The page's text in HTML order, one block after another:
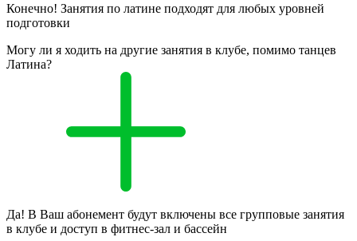
Конечно! Занятия по латине подходят для любых уровней
подготовки
Могу ли я ходить на другие занятия в клубе, помимо танцев
Латина?
Да! В Ваш абонемент будут включены все групповые занятия
в клубе и доступ в фитнес-зал и бассейн